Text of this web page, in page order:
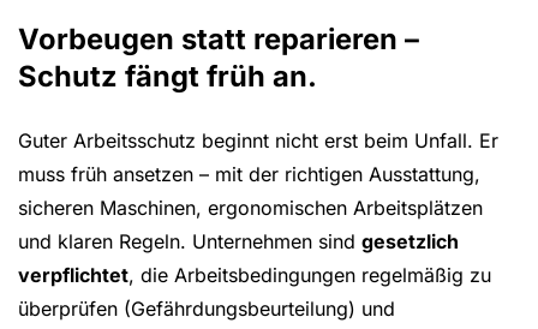
Vorbeugen statt reparieren –
Schutz fängt früh an.
Guter Arbeitsschutz beginnt nicht erst beim Unfall. Er
muss früh ansetzen – mit der richtigen Ausstattung,
sicheren Maschinen, ergonomischen Arbeitsplätzen
und klaren Regeln. Unternehmen sind gesetzlich
verpflichtet, die Arbeitsbedingungen regelmäßig zu
überprüfen (Gefährdungsbeurteilung) und